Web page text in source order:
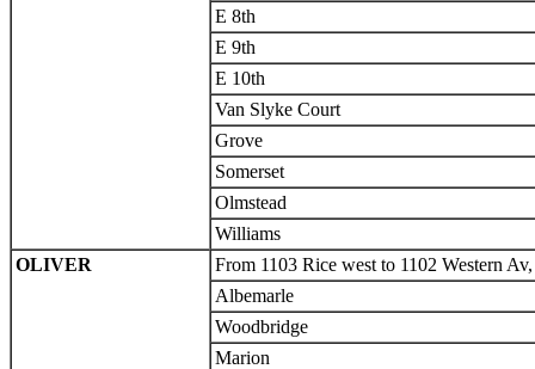
E 8th
E 9th
E 10th
Van Slyke Court
Grove
Somerset
Olmstead
Williams
OLIVER
From 1103 Rice west to 1102 Western
Albemarle
Woodbridge
Marion